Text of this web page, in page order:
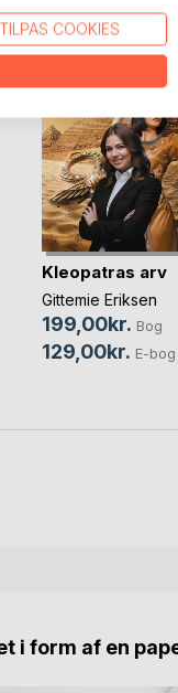
Kleopatras arv
Gittemie Eriksen
199,00kr. Bog
129,00kr. E-bog
i form af en
COOKIES